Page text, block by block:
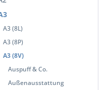
A3 (8L)
A3 (8P)
A3 (8V)
Auspuff & Co.
Außenausstattung